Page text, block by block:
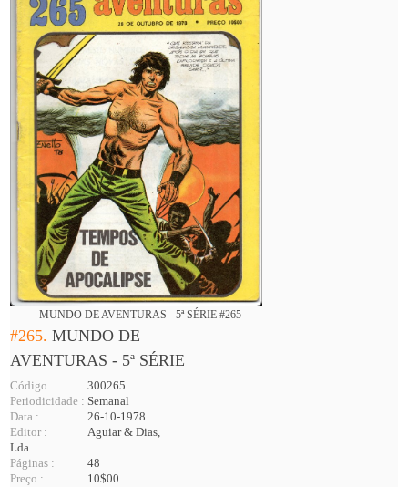
MUNDO DE AVENTURAS - 5ª SÉRIE #265
#265.MUNDO DE
AVENTURAS - 5ª SÉRIE
Código
300265
Periodicidade : Semanal
Data :
26-10-1978
Editor :
Aguiar & Dias,
Lda.
Páginas :
48
Preço :
10$00